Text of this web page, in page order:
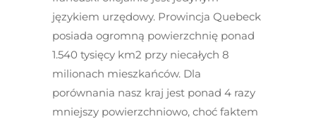
językiem urzędowy. Prowincja Quebeck
posiada ogromną powierzchnię ponad
1.540 tysięcy km2 przy niecałych 8
milionach mieszkańców. Dla
porównania nasz kraj jest ponad 4 razy
mniejszy powierzchniowo, choć faktem